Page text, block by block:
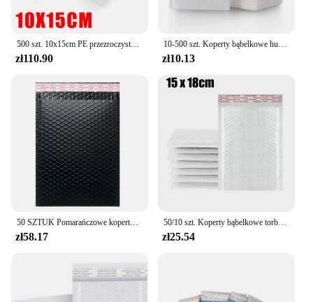
500 szt. 10x15cm PE przezroczyste torebka bąbelkowa ochronne piankowe torby do pakowania odporne na wstrząsy koperty opakowanie na prezent pokrowce amortyzujące opakowanie
zł110.90
10-500 szt. Koperty bąbelkowe hurtownia biała miękka koperta do pakowania prezent wysyłkowy samoprzylepne torby wysyłkowe koperta bąbelkowa
zł10.13
50 SZTUK Pomarańczowe koperty bąbelkowe Koperty bąbelkowe Torby do pakowania Bubble Bubble Samoprzylepne pocztówki Wysyłka Pakowanie Materiały biznesowe
zł58.17
50/10 szt. Koperty bąbelkowe torba wodoodporna pianka koperty z bąbelkami wysyłka kopertówka plastikowe samouszczelniające się torby do pakowania 11/15/23cm
zł25.54